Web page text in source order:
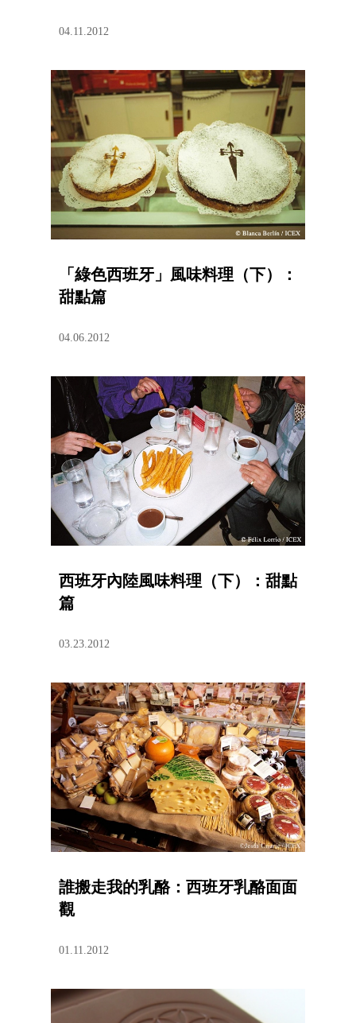
04.11.2012
「綠色西班牙」風味料理（下）：
甜點篇
04.06.2012
西班牙內陸風味料理（下）：甜點
篇
03.23.2012
誰搬走我的乳酪：西班牙乳酪面面
觀
01.11.2012